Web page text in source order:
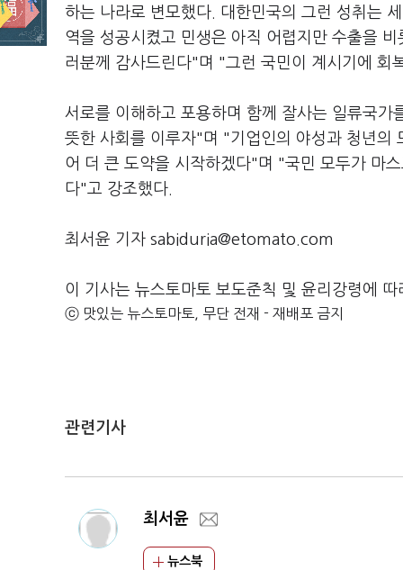
하는 나라로 변모했다. 대한민국의 그런 성취는
역을 성공시켰고 민생은 아직 어렵지만 수출을
러분께 감사드린다"며 "그런 국민이 계시기에 회
서로를 이해하고 포용하며 함께 잘사는 일류국
뜻한 사회를 이루자"며 "기업인의 야성과 청년의
어 더 큰 도약을 시작하겠다"며 "국민 모두가 마
다"고 강조했다.
최서윤 기자 sabiduria@etomato.com
이 기사는 뉴스토마토 보도준칙 및 윤리강령에
ⓒ 맛있는 뉴스토마토, 무단 전재 - 재배포 금지
관련기사
최서윤
뉴스북